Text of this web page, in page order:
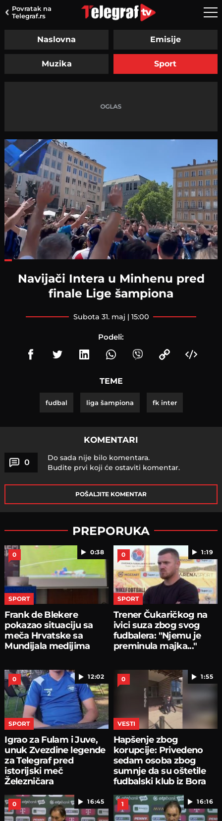
Povratak na
Telegraf.rs
Naslovna Emisije
Muzika Sport
Navijači Intera u Minhenu pred
finale Lige šampiona
subota 31. maj | 15:00
Podeli:
TEME
fudbal liga šampiona fk inter
KOMENTARI
0
Do sada nije bilo komentara.
Budite prvi koji će ostaviti komentar.
POŠALJITE KOMENTAR
PREPORUKA
0:38
0
SPORT
Frank de Blekere
pokazao situaciju sa
meča Hrvatske sa
Mundijala medijima
1:19
0
SPORT
Trener Čukaričkog na
ivici suza zbog svog
fudbalera: "Njemu je
preminula majka..."
12:02
0
SPORT
Igrao za Fulam i Juve,
unuk Zvezdine legende
za Telegraf pred
istorijski meč
Železničara
1:55
0
VESTI
Hapšenje zbog
korupcije: Privedeno
sedam osoba zbog
sumnje da su oštetile
fudbalski klub iz Bora
16:45
0 16:16
1